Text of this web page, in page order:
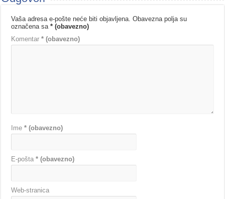
Vaša adresa e-pošte neće biti objavljena. Obavezna polja su
označena sa* (obavezno)
Komentar* (obavezno)
Ime* (obavezno)
E-pošta* (obavezno)
Web-stranica